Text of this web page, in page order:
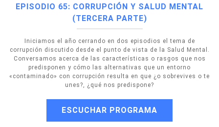
EPISODIO 65: CORRUPCIÓN Y SALUD MENTAL
(TERCERA PARTE)
Iniciamos el año cerrando en dos episodios el tema de
corrupción discutido desde el punto de vista de la Salud Mental.
Conversamos acerca de las características o rasgos que nos
predisponen y cómo las alternativas que un entorno
«contaminado» con corrupción resulta en que ¿o sobrevives o te
unes?, ¿qué nos predispone?
ESCUCHAR PROGRAMA